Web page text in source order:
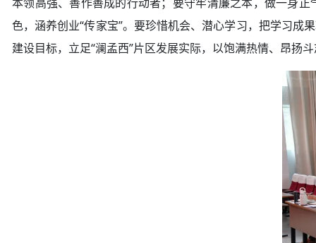
色，涵养创业“传家宝”。要珍惜机会、潜心学习，把学习成
建设目标，立足“澜孟西”片区发展实际，以饱满热情、昂扬